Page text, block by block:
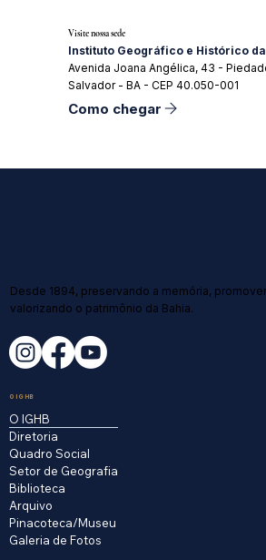
Visite nossa sede
Instituto Geográfico e Histórico
Avenida Joana Angélica, 43 -
Salvador - BA - CEP 40.050-001
Como chegar
Desde 1894, preservando a memória,
valorizando o patrimônio da Bahia.
O IGHB
O IGHB
Diretoria
Quadro Social
Setor de Geografia
Biblioteca
Arquivo
Pinacoteca/Museu
Galeria de Fotos